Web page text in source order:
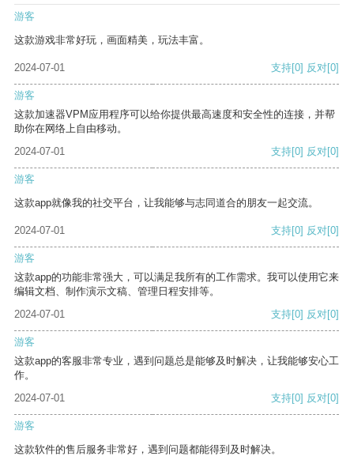
游客
这款游戏非常好玩，画面精美，玩法丰富。
2024-07-01 支持[0] 反对[0]
游客
这款加速器VPM应用程序可以给你提供最高速度和安全性的连接，并帮
助你在网络上自由移动。
2024-07-01
支持[0] 反对[0]
游客
这款app就像我的社交平台，让我能够与志同道合的朋友一起交流。
2024-07-01 支持[0] 反对[0]
游客
这款app的功能非常强大，可以满足我所有的工作需求。我可以使用它来
编辑文档、制作演示文稿、管理日程安排等。
2024-07-01
支持[0] 反对[0]
游客
这款app的客服非常专业，遇到问题总是能够及时解决，让我能够安心工
作。
2024-07-01
支持[0] 反对[0]
游客
这款软件的售后服务非常好，遇到问题都能得到及时解决。